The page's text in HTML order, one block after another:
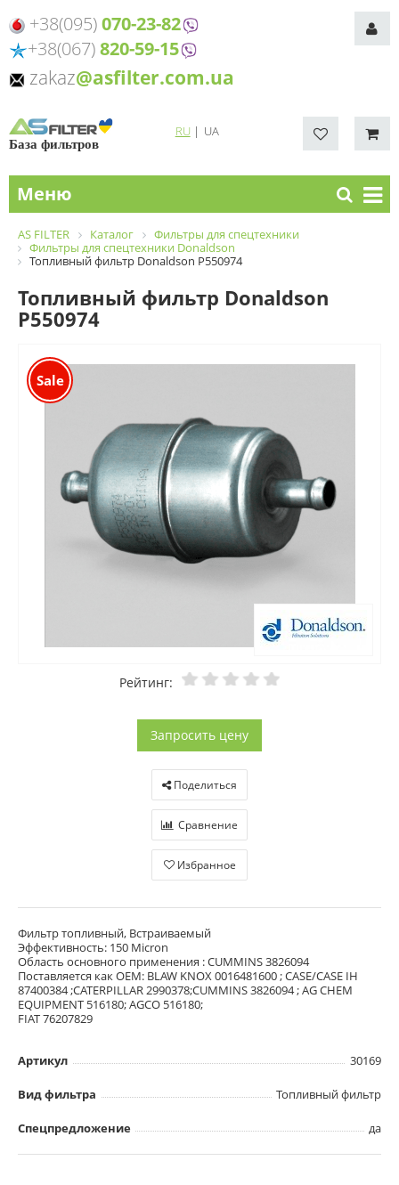
+38(095)070-23-82
+38(067)820-59-15
zakaz@asfilter.com.ua
База фильтров
RU| UA
Меню
AS FILTER Каталог
Фильтры для спецтехники
Фильтры для спецтехники Donaldson
Топливный фильтр Donaldson P550974
Топливный фильтр Donaldson
P550974
Sale
Рейтинг:
Запросить цену
Поделиться
Сравнение
Избранное
Фильтр топливный, Встраиваемый
Эффективность: 150 Micron
Область основного применения : CUMMINS 3826094
Поставляется как OEM: BLAW KNOX 0016481600 ; CASE/CASE IH
87400384 ;CATERPILLAR 2990378;CUMMINS 3826094 ; AG CHEM
EQUIPMENT 516180; AGCO 516180;
FIAT 76207829
Артикул 30169
Вид фильтра Топливный фильтр
Спецпредложение да